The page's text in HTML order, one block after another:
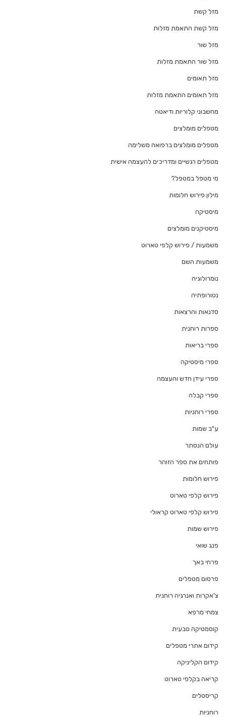
מזל קשת
מזל קשת התאמת מזלות
מזל שור
מזל שור התאמת מזלות
מזל תאומים
מזל תאומים התאמת מזלות
מחשבוני קלוריות ודיאטה
מטפלים מומלצים
מטפלים מומלצים ברפואה משלימה
מטפלים רגשיים ומדריכים להעצמה אישית
מי מטפל במטפל?
מילון פירוש חלומות
מיסטיקה
מיסטיקנים מומלצים
משמעות / פירוש קלפי טארוט
משמעות השם
נומרולוגיה
נטורופתיה
סדנאות והרצאות
ספרות רוחנית
ספרי בריאות
ספרי מיסטיקה
ספרי עידן חדש והעצמה
ספרי קבלה
ספרי רוחניות
ע"ב שמות
עולם הנסתר
פותחים את ספר הזוהר
פירוש חלומות
פירוש קלפי טארוט
פירוש קלפי טארוט קראולי
פירוש שמות
פנג שואי
פרחי באך
פרסום מטפלים
צ'אקרות ואנרגיה רוחנית
צמחי מרפא
קוסמטיקה טבעית
קידום אתרי מטפלים
קידום הקליניקה
קריאה בקלפי טארוט
קריסטלים
רוחניות